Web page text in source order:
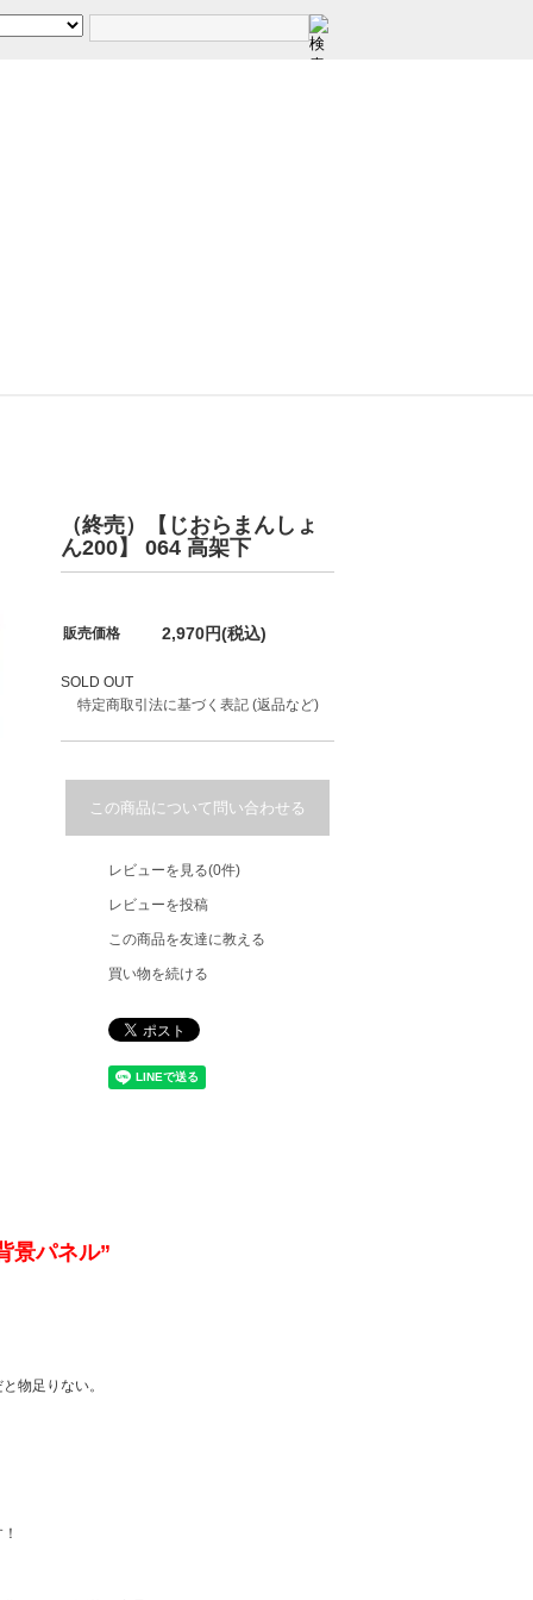
（終売）【じおらまんしょ
ん200】 064 高架下
販売価格 2,970円(税込)
SOLD OUT
特定商取引法に基づく表記 (返品など)
この商品について問い合わせる
レビューを見る(0件)
レビューを投稿
この商品を友達に教える
買い物を続ける
景パネル”
物足りない。